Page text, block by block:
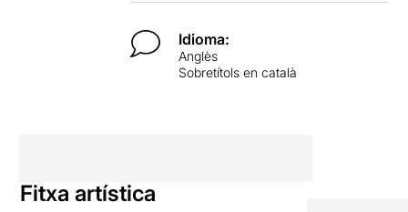
Idioma:
Anglès
Sobretítols en català
Fitxa artística